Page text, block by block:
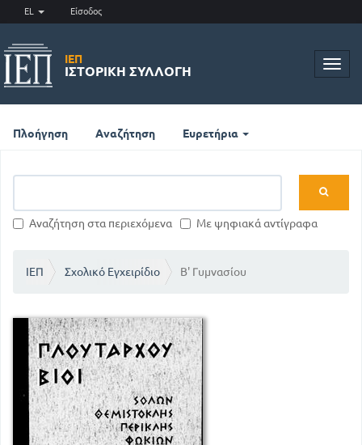
EL Είσοδος
ΙΕΠ
ΙΣΤΟΡΙΚΉ ΣΥΛΛΟΓΉ
Πλοήγηση Αναζήτηση Ευρετήρια
Αναζήτηση στα περιεχόμενα Με ψηφιακά αντίγραφα
ΙΕΠ Σχολικό Εγχειρίδιο Β' Γυμνασίου